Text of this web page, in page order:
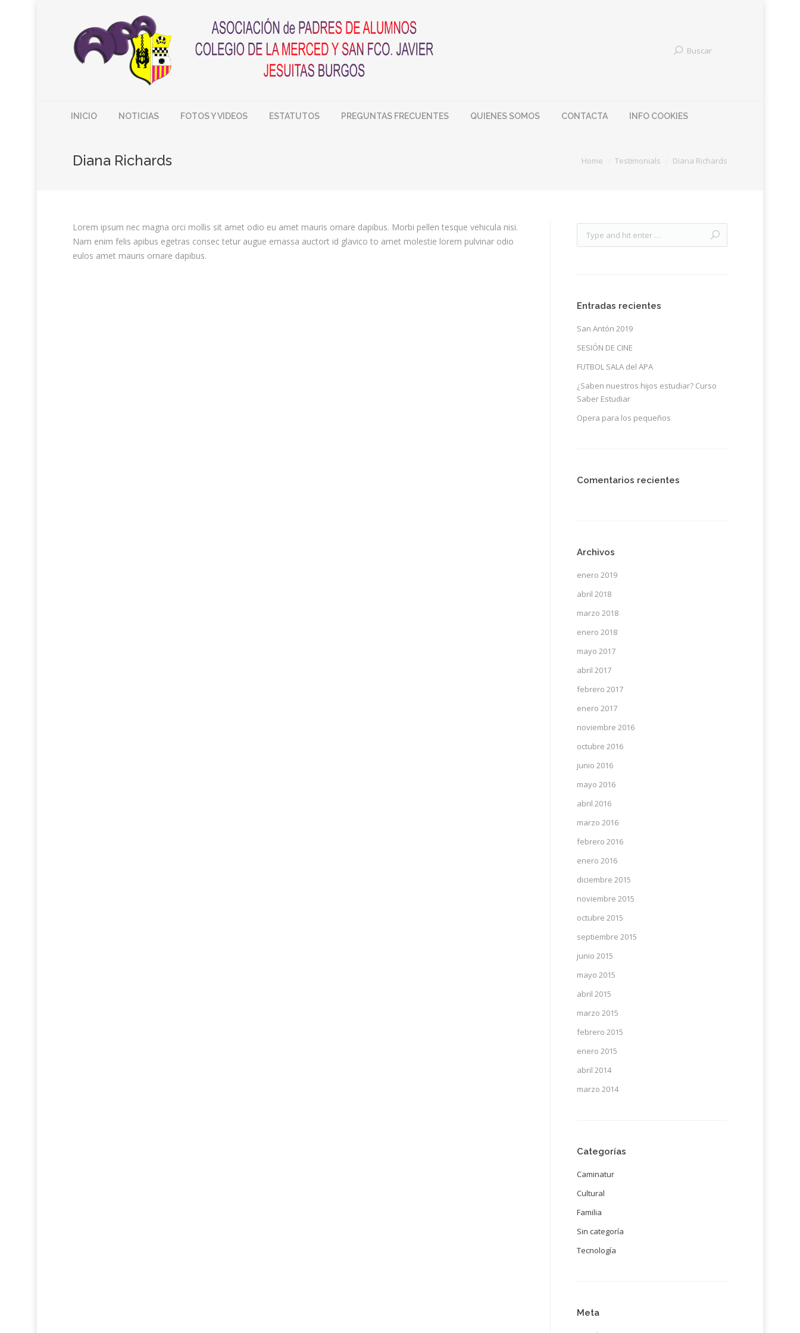
Buscar
INICIO NOTICIAS FOTOS Y VIDEOS ESTATUTOS PREGUNTAS FRECUENTES QUIENES SOMOS CONTACTA INFO COOKIES
Diana Richards Home Testimonials Diana Richards
Lorem ipsum nec magna orci mollis sit amet odio eu amet mauris ornare dapibus. Morbi pellen tesque vehicula nisi.
Nam enim felis apibus egetras consec tetur augue emassa auctort id glavico to amet molestie lorem pulvinar odio
eulos amet mauris ornare dapibus.
Entradas recientes
San Antón 2019
SESIÓN DE CINE
FUTBOL SALA del APA
¿Saben nuestros hijos estudiar? Curso
Saber Estudiar
Opera para los pequeños
Comentarios recientes
Archivos
enero 2019
abril 2018
marzo 2018
enero 2018
mayo 2017
abril 2017
febrero 2017
enero 2017
noviembre 2016
octubre 2016
junio 2016
mayo 2016
abril 2016
marzo 2016
febrero 2016
enero 2016
diciembre 2015
noviembre 2015
octubre 2015
septiembre 2015
junio 2015
mayo 2015
abril 2015
marzo 2015
febrero 2015
enero 2015
abril 2014
marzo 2014
Categorías
Caminatur
Cultural
Familia
Sin categoría
Tecnología
Meta